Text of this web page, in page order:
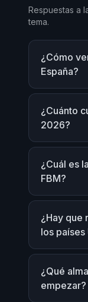
Respuestas a
tema.
¿Cómo
España?
¿Cuánto
2026?
¿Cuál es
FBM?
¿Hay que
los países
¿Qué
empezar?